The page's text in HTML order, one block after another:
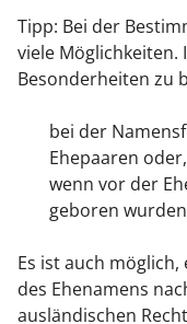
Tipp: Bei der
viele Möglichkeiten.
Besonderheiten zu
bei der
Ehepaaren oder,
wenn vor der
geboren
Es ist auch
des Ehenamens
ausländischen